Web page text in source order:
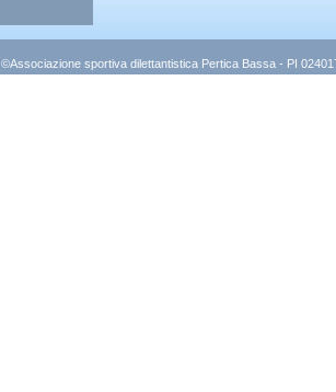
©Associazione sportiva dilettantistica Pertica Bassa - PI